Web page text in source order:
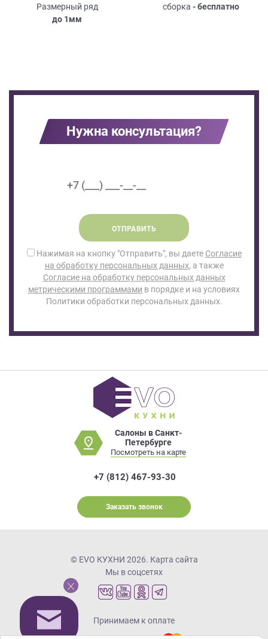
Размерный ряд
до 1мм
сборка - бесплатно
Нужна консультация?
ОТПРАВИТЬ
Нажимая на кнопку "Отправить", вы даете Согласие
на обработку персональных данных, а также
Согласие на обработку персональных данных
метрическими программами в порядке и на условиях
Политики обработки персональных данных.
Салоны в Санкт-
Петербурге
Посмотреть на карте
+7 (812) 467-93-30
Заказать звонок
© EVO КУХНИ 2026. Карта сайта
Мы в соцсетях
Принимаем к оплате